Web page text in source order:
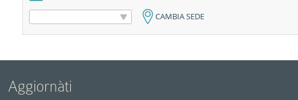
CAMBIA SEDE
Aggiornàti